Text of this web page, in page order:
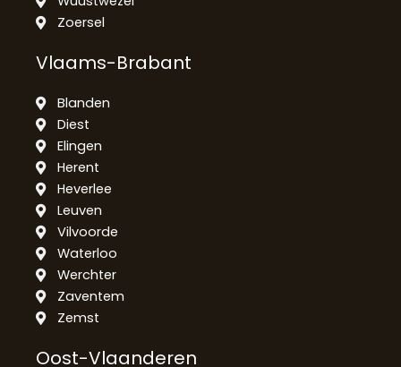
Zoersel
Vlaams-Brabant
Blanden
Diest
Elingen
Herent
Heverlee
Leuven
Vilvoorde
Waterloo
Werchter
Zaventem
Zemst
Oost-Vlaanderen